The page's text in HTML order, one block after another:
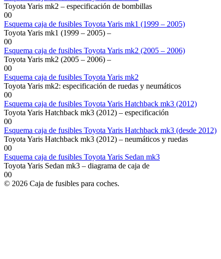
Toyota Yaris mk2 – especificación de bombillas
00
Esquema caja de fusibles Toyota Yaris mk1 (1999 – 2005)
Toyota Yaris mk1 (1999 – 2005) –
00
Esquema caja de fusibles Toyota Yaris mk2 (2005 – 2006)
Toyota Yaris mk2 (2005 – 2006) –
00
Esquema caja de fusibles Toyota Yaris mk2
Toyota Yaris mk2: especificación de ruedas y neumáticos
00
Esquema caja de fusibles Toyota Yaris Hatchback mk3 (2012)
Toyota Yaris Hatchback mk3 (2012) – especificación
00
Esquema caja de fusibles Toyota Yaris Hatchback mk3 (desde 2012)
Toyota Yaris Hatchback mk3 (2012) – neumáticos y ruedas
00
Esquema caja de fusibles Toyota Yaris Sedan mk3
Toyota Yaris Sedan mk3 – diagrama de caja de
00
© 2026 Caja de fusibles para coches.